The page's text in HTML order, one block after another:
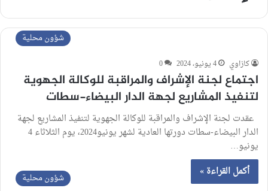
شؤون محلية
كازاوي 4 يونيو، 2024 0
اجتماع لجنة الإشراف والمراقبة للوكالة الجهوية
لتنفيذ المشاريع لجهة الدار البيضاء-سطات
عقدت لجنة الإشراف والمراقبة للوكالة الجهوية لتنفيذ المشاريع لجهة
الدار البيضاء-سطات دورتها العادية لشهر يونيو2024، يوم الثلاثاء 4
يونيو…
أكمل القراءة »
شؤون محلية